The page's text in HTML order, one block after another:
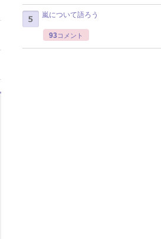
嵐について語ろう
93コメント